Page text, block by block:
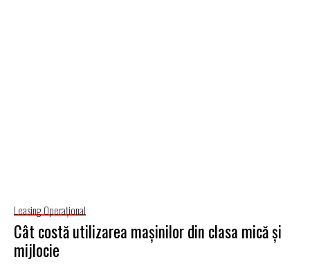
Leasing Operaţional
Cât costă utilizarea maşinilor din clasa mică şi
mijlocie